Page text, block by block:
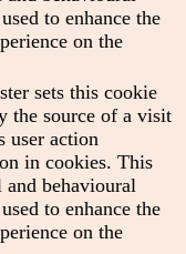
to enhance the
on the
sets this cookie
the source of a visit
user action
in cookies. This
and behavioural
to enhance the
on the